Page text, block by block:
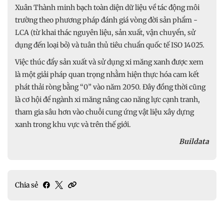
Xuân Thành minh bạch toàn diện dữ liệu về tác động môi
trường theo phương pháp đánh giá vòng đời sản phẩm -
LCA (từ khai thác nguyên liệu, sản xuất, vận chuyển, sử
dụng đến loại bỏ) và tuân thủ tiêu chuẩn quốc tế ISO 14025.
Việc thúc đẩy sản xuất và sử dụng xi măng xanh được xem
là một giải pháp quan trọng nhằm hiện thực hóa cam kết
phát thải ròng bằng “0” vào năm 2050. Đây đồng thời cũng
là cơ hội để ngành xi măng nâng cao năng lực cạnh tranh,
tham gia sâu hơn vào chuỗi cung ứng vật liệu xây dựng
xanh trong khu vực và trên thế giới.
Buildata
Chia sẻ